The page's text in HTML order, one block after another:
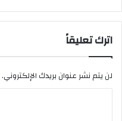
اترك تعليقاً
لن يتم نشر عنوان بريدك الإلكتروني.